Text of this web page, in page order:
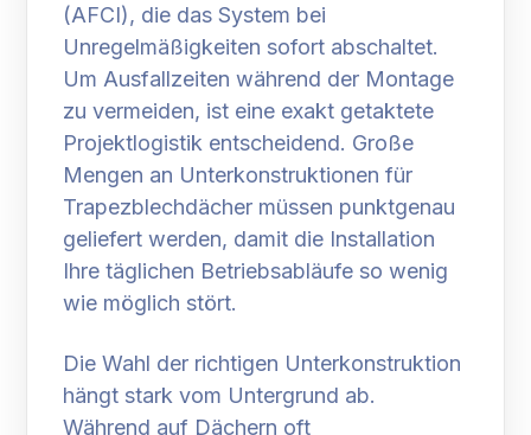
(AFCI), die das System bei
Unregelmäßigkeiten sofort abschaltet.
Um Ausfallzeiten während der Montage
zu vermeiden, ist eine exakt getaktete
Projektlogistik entscheidend. Große
Mengen an Unterkonstruktionen für
Trapezblechdächer müssen punktgenau
geliefert werden, damit die Installation
Ihre täglichen Betriebsabläufe so wenig
wie möglich stört.
Die Wahl der richtigen Unterkonstruktion
hängt stark vom Untergrund ab.
Während auf Dächern oft